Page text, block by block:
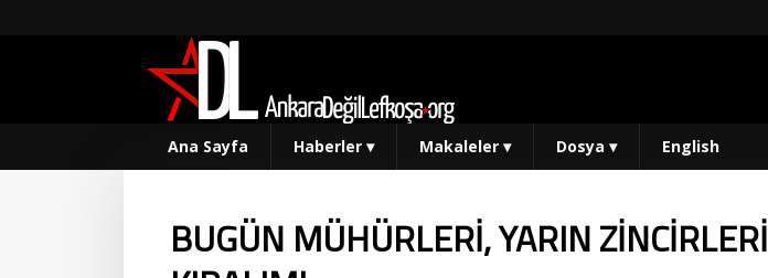
Ana Sayfa Haberler ▾ Makaleler ▾ Dosya ▾ English
BUGÜN MÜHÜRLERİ, YARIN ZİNCİRLERİ